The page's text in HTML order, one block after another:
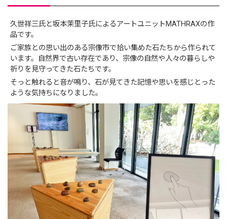
久世祥三氏と坂本茉里子氏によるアートユニットMATHRAXの作
品です。
ご家族との思い出のある宗像市で拾い集めた石たちから作られて
います。自然界で古い存在であり、宗像の自然や人々の暮らしや
祈りを見守ってきた石たちです。
そっと触れると音が鳴り、石が見てきた記憶や思いを感じとった
ような気持ちになりました。